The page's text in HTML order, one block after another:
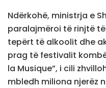
Ndërkohë, ministrja e
paralajmëroi të rinjtë
tepërt të alkoolit dhe
prag të festivalit
la Musique”, i cili
mbledh miliona njerëz